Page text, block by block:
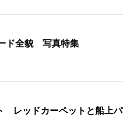
ド全貌 写真特集
レッドカーペットと船上パ